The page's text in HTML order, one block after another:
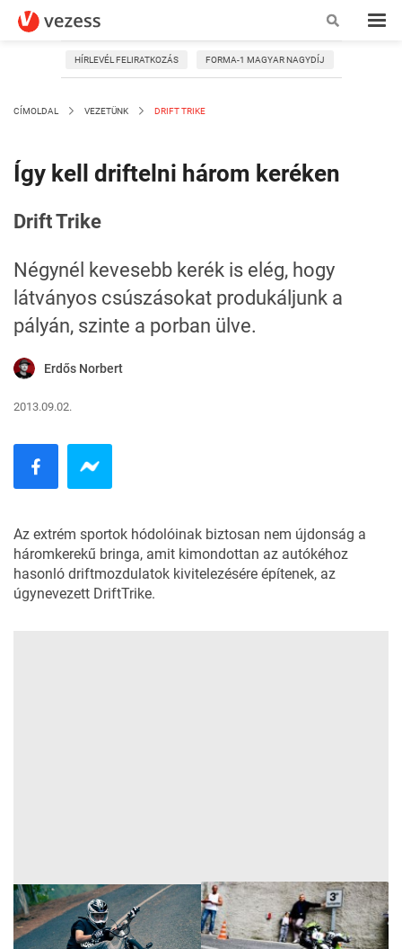
HÍRLEVÉL FELIRATKOZÁS FORMA-1 MAGYAR NAGYDÍJ
CÍMOLDAL VEZETÜNK DRIFT TRIKE
Így kell driftelni három keréken
Drift Trike
Négynél kevesebb kerék is elég, hogy
látványos csúszásokat produkáljunk a
pályán, szinte a porban ülve.
Erdős Norbert
2013.09.02.
Az extrém sportok hódolóinak biztosan nem újdonság a
háromkerekű bringa, amit kimondottan az autókéhoz
hasonló driftmozdulatok kivitelezésére építenek, az
úgynevezett DriftTrike.